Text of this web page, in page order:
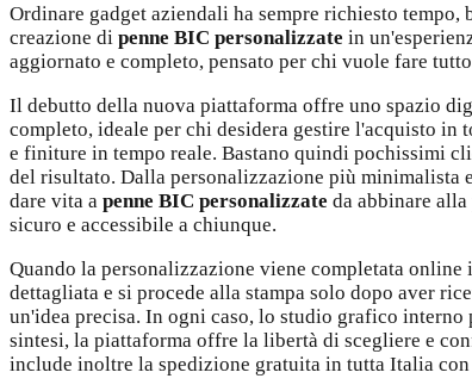
Ordinare gadget aziendali ha sempre richiesto
creazione di penne BIC personalizzate in
aggiornato e completo, pensato per chi vuole fare
Il debutto della nuova piattaforma offre uno spazio
completo, ideale per chi desidera gestire l'acquisto
e finiture in tempo reale. Bastano quindi pochissimi
del risultato. Dalla personalizzazione più
dare vita a penne BIC personalizzate da abbinare
sicuro e accessibile a chiunque.
Quando la personalizzazione viene completata
dettagliata e si procede alla stampa solo dopo aver
un'idea precisa. In ogni caso, lo studio grafico
sintesi, la piattaforma offre la libertà di scegliere e
include inoltre la spedizione gratuita in tutta Italia